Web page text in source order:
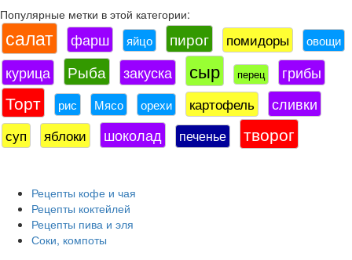
Популярные метки в этой категории:
салат фарш яйцо пирог помидоры овощи
курица Рыба закуска сыр перец грибы
Торт рис Мясо орехи картофель сливки
суп яблоки шоколад печенье творог
Рецепты кофе и чая
Рецепты коктейлей
Рецепты пива и эля
Соки, компоты